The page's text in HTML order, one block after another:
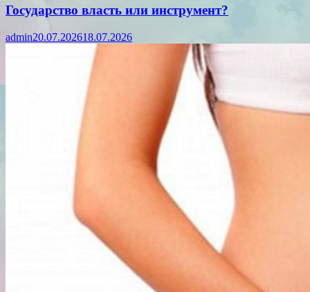
Государство власть или инструмент?
admin20.07.202618.07.2026